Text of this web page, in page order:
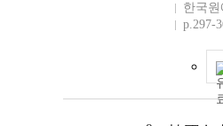
한국
p.297-